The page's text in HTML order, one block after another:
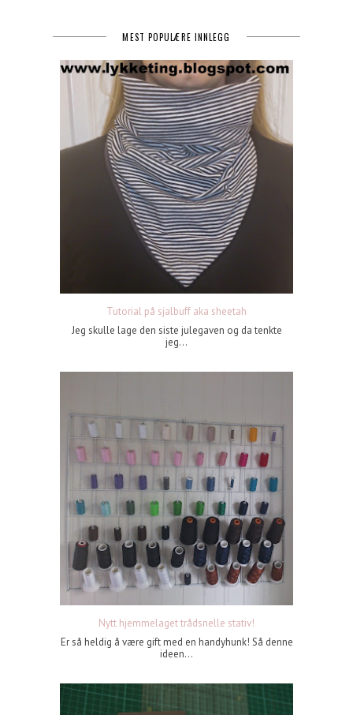
MEST POPULÆRE INNLEGG
Tutorial på sjalbuff aka sheetah
Jeg skulle lage den siste julegaven og da tenkte
jeg...
Nytt hjemmelaget trådsnelle stativ!
Er så heldig å være gift med en handyhunk! Så denne
ideen...